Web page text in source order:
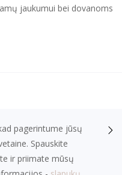
jaukumui bei dovanoms
pagerintume jūsų
Spauskite
ir priimate mūsų